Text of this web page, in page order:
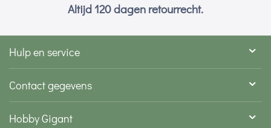
Altijd 120 dagen retourrecht.
Hulp en service
Contact gegevens
Hobby Gigant